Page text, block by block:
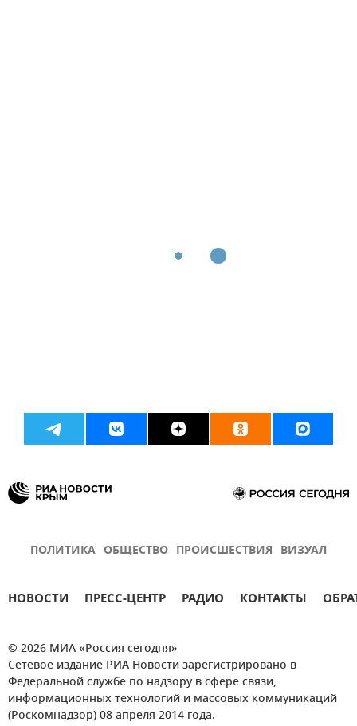
ПОЛИТИКА ОБЩЕСТВО ПРОИСШЕСТВИЯ ВИЗУАЛ
НОВОСТИ ПРЕСС-ЦЕНТР РАДИО КОНТАКТЫ
© 2026 МИА «Россия сегодня»
Сетевое издание РИА Новости зарегистрировано в
Федеральной службе по надзору в сфере связи,
информационных технологий и массовых коммуникаций
(Роскомнадзор) 08 апреля 2014 года.